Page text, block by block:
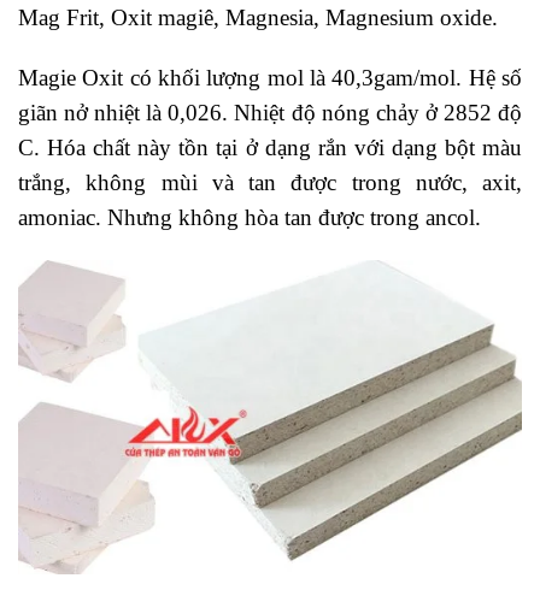
Mag Frit, Oxit magiê, Magnesia, Magnesium oxide.
Magie Oxit có khối lượng mol là 40,3gam/mol. Hệ số
giãn nở nhiệt là 0,026. Nhiệt độ nóng chảy ở 2852 độ
C. Hóa chất này tồn tại ở dạng rắn với dạng bột màu
trắng, không mùi và tan được trong nước, axit,
amoniac. Nhưng không hòa tan được trong ancol.